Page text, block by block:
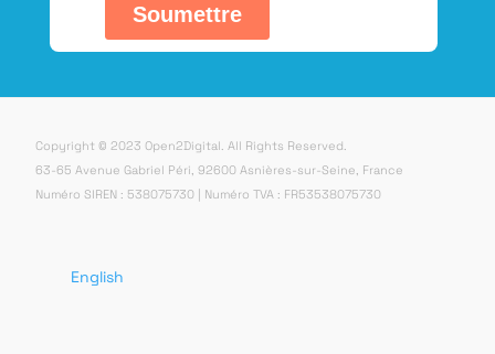
Copyright © 2023 Open2Digital. All Rights Reserved.
63-65 Avenue Gabriel Péri, 92600 Asnières-sur-Seine, France
Numéro SIREN : 538075730 | Numéro TVA : FR53538075730
English